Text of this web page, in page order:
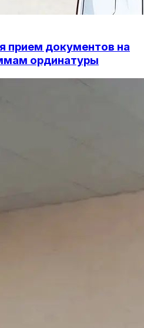
прием документов на
ординатуры